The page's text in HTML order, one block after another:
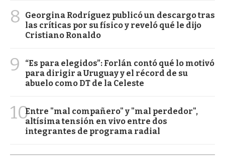
8
Georgina Rodríguez publicó un descargo tras
las críticas por su físico y reveló qué le dijo
Cristiano Ronaldo
9
“Es para elegidos”: Forlán contó qué lo motivó
para dirigir a Uruguay y el récord de su
abuelo como DT de la Celeste
10Entre "mal compañero" y "mal perdedor",
altísima tensión en vivo entre dos
integrantes de programa radial